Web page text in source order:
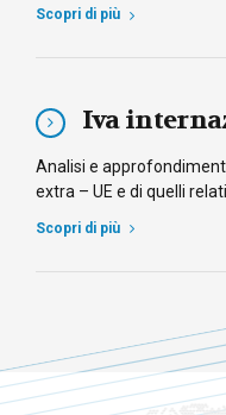
Scopri di più
Iva
Analisi e
extra – UE e di quelli
Scopri di più